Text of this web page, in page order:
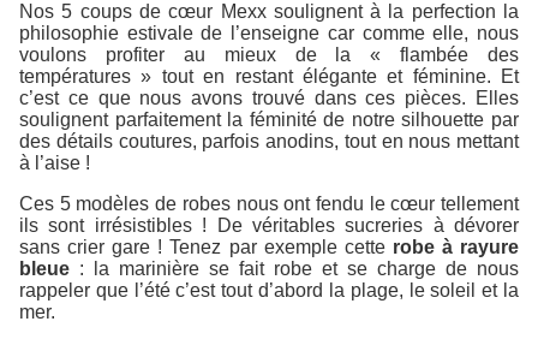
Nos 5 coups de cœur Mexx soulignent à la perfection la
philosophie estivale de l’enseigne car comme elle, nous
voulons profiter au mieux de la « flambée des
températures » tout en restant élégante et féminine. Et
c’est ce que nous avons trouvé dans ces pièces. Elles
soulignent parfaitement la féminité de notre silhouette par
des détails coutures, parfois anodins, tout en nous mettant
à l’aise !
Ces 5 modèles de robes nous ont fendu le cœur tellement
ils sont irrésistibles ! De véritables sucreries à dévorer
sans crier gare ! Tenez par exemple cette robe à rayure
bleue : la marinière se fait robe et se charge de nous
rappeler que l’été c’est tout d’abord la plage, le soleil et la
mer.